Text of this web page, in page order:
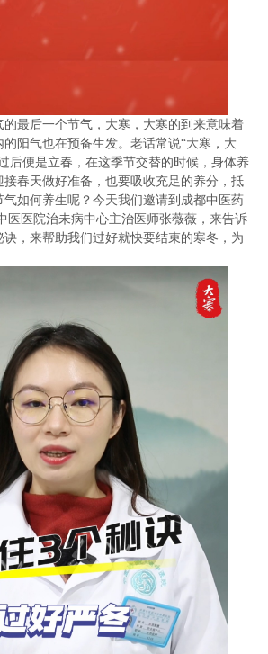
最后一个节气，大寒，大寒的到来意味着
阳气也在预备生发。老话常说“大寒，大
后便是立春，在这季节交替的时候，身体养
春天做好准备，也要吸收充足的养分，抵
如何养生呢？今天我们邀请到成都中医药
医医院治未病中心主治医师张薇薇，来告诉
，来帮助我们过好就快要结束的寒冬，为